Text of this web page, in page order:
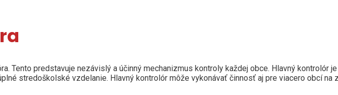
Tento predstavuje nezávislý a účinný mechanizmus kontroly každej obce. Hlavný kontrolór
stredoškolské vzdelanie. Hlavný kontrolór môže vykonávať činnosť aj pre viacero obcí na